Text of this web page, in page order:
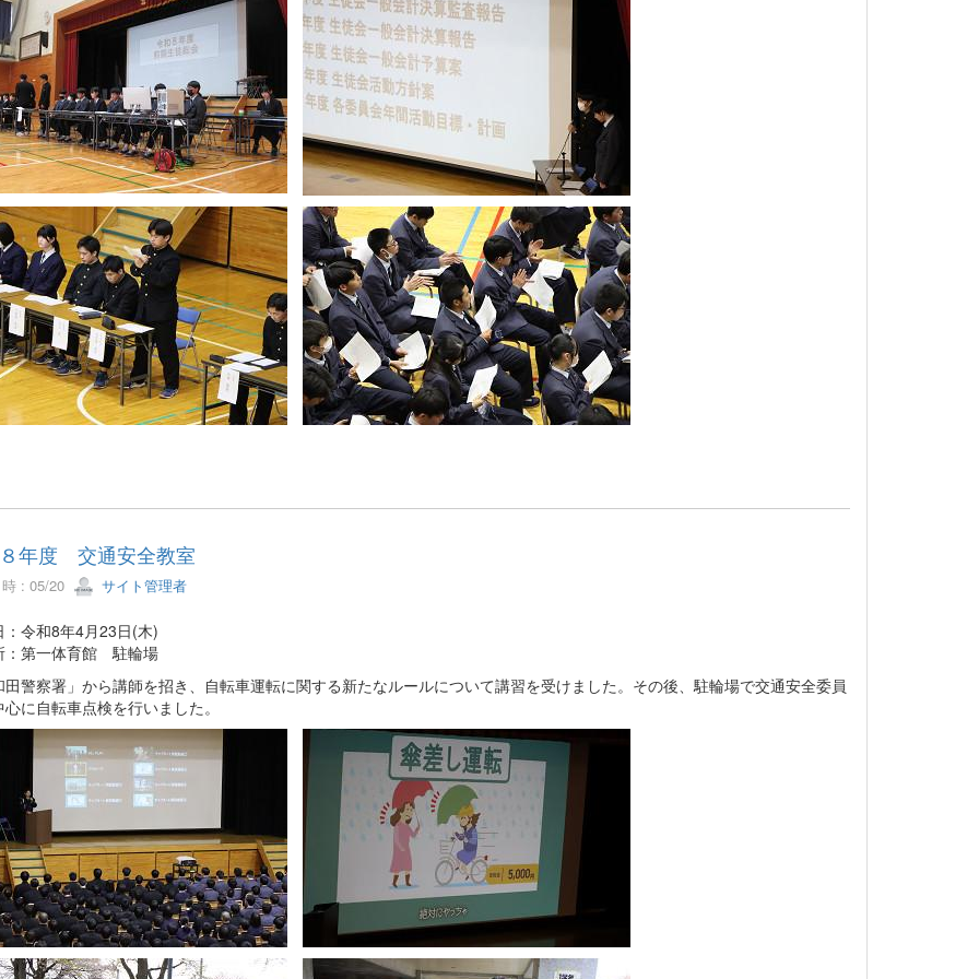
年度 交通安全教室
: 05/20 サイト管理者
：令和8年4月23日(木)
第一体育館 駐輪場
田警察署」から講師を招き、自転車運転に関する新たなルールについて講習を受けました。その後、駐輪場で交通安全委員
に自転車点検を行いました。